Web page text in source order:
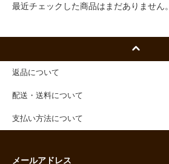
最近チェックした商品はまだありません。
返品について
配送・送料について
支払い方法について
メールアドレス